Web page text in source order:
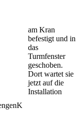
am Kran
befestigt und in
das
Turmfenster
geschoben.
Dort wartet sie
jetzt auf die
Installation